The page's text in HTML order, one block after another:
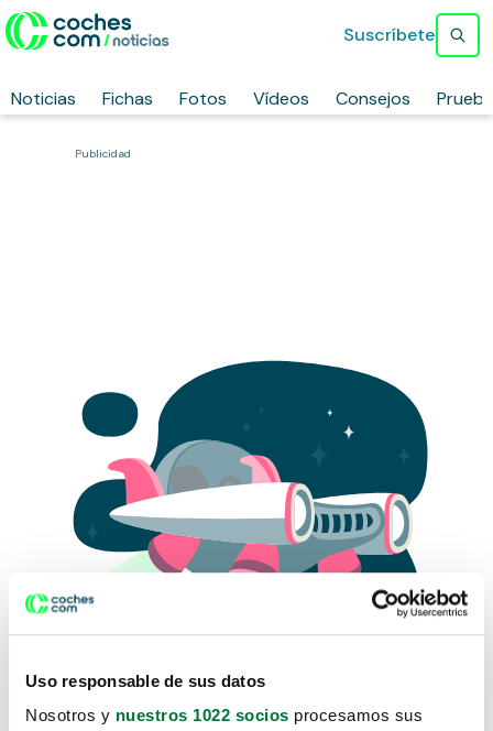
Uso responsable de sus datos
Nosotros y nuestros 1022 socios procesamos sus
Noticias Fichas Fotos Vídeos Consejos
Suscríbete
Publicidad